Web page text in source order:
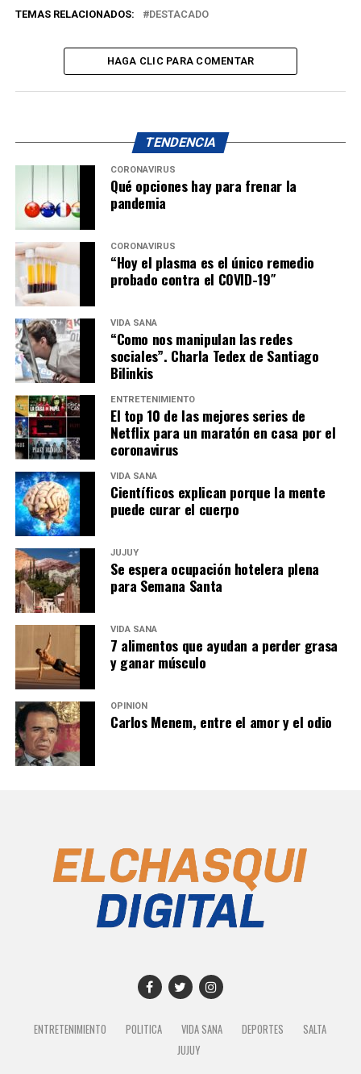
TEMAS RELACIONADOS: DESTACADO
HAGA CLIC PARA COMENTAR
TENDENCIA
CORONAVIRUS
Qué opciones hay para frenar la
pandemia
CORONAVIRUS
“Hoy el plasma es el único remedio
probado contra el COVID-19″
VIDA SANA
“Como nos manipulan las redes
sociales”. Charla Tedex de Santiago
Bilinkis
ENTRETENIMIENTO
El top 10 de las mejores series de
Netflix para un maratón en casa por el
coronavirus
VIDA SANA
Científicos explican porque la mente
puede curar el cuerpo
JUJUY
Se espera ocupación hotelera plena
para Semana Santa
VIDA SANA
7 alimentos que ayudan a perder grasa
y ganar músculo
OPINIÓN
Carlos Menem, entre el amor y el odio
ENTRETENIMIENTO POLITICA VIDA SANA DEPORTES
SALTA
JUJUY